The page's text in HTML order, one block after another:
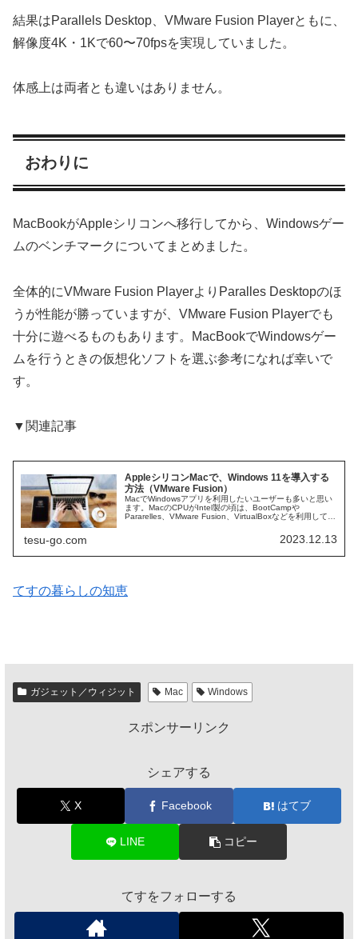
結果はParallels Desktop、VMware Fusion Playerともに、
解像度4K・1Kで60〜70fpsを実現していました。
体感上は両者とも違いはありません。
おわりに
MacBookがAppleシリコンへ移行してから、Windowsゲー
ムのベンチマークについてまとめました。
全体的にVMware Fusion PlayerよりParalles Desktopのほ
うが性能が勝っていますが、VMware Fusion Playerでも
十分に遊べるものもあります。MacBookでWindowsゲー
ムを行うときの仮想化ソフトを選ぶ参考になれば幸いで
す。
▼関連記事
AppleシリコンMacで、Windows 11を導入する
方法（VMware Fusion）
MacでWindowsアプリを利用したいユーザーも多いと思い
ます。MacのCPUがIntel製の頃は、BootCampや
Pararelles、VMware Fusion、VirtualBoxなどを利用して
tesu-go.com 2023.12.13
てすの暮らしの知恵
ガジェット／ウィジット Mac Windows
スポンサーリンク
シェアする
X Facebook はてブ
LINE コピー
てすをフォローする